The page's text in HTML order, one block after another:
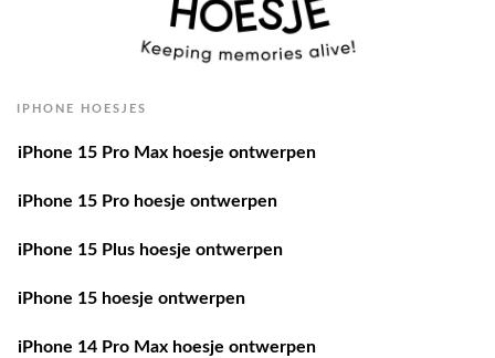
IPHONE HOESJES
iPhone 15 Pro Max hoesje ontwerpen
iPhone 15 Pro hoesje ontwerpen
iPhone 15 Plus hoesje ontwerpen
iPhone 15 hoesje ontwerpen
iPhone 14 Pro Max hoesje ontwerpen